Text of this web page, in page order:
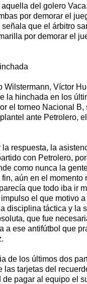
del golero
por demorar el
que el árbitro
por demorar el
Wilstermann, Víctor
la hinchada en los
el torneo Nacional B,
ante Petrolero,
la respuesta, la
con Petrolero,
como nunca la
aún en el momento
que todo iba ir
el que motivo
disciplina táctica y la
que fue
a ese antifútbol que
de los últimos dos
las tarjetas del
pagar al equipo el